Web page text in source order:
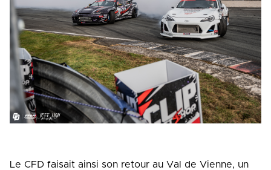
Le CFD faisait ainsi son retour au Val de Vienne, un